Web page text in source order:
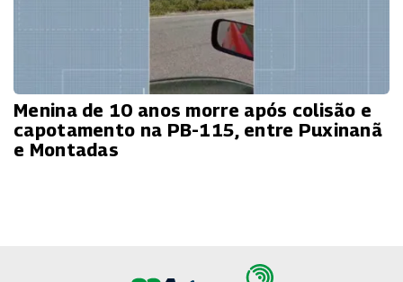
Menina de 10 anos morre após colisão e
capotamento na PB-115, entre Puxinanã
e Montadas